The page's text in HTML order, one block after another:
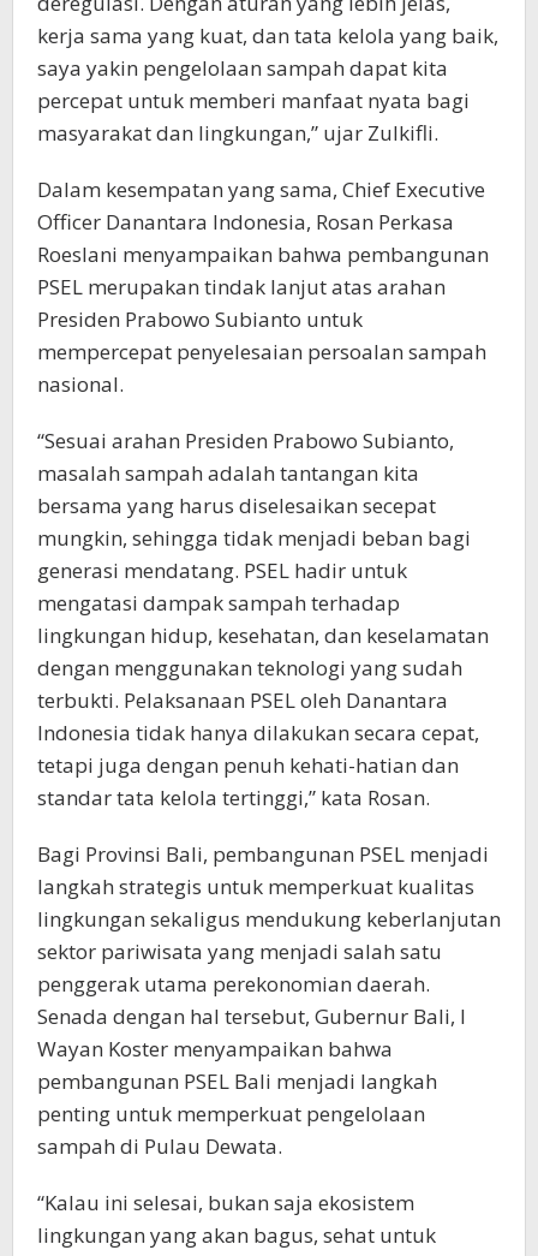
kerja sama yang kuat, dan tata kelola yang baik,
saya yakin pengelolaan sampah dapat kita
percepat untuk memberi manfaat nyata bagi
masyarakat dan lingkungan,” ujar Zulkifli.
Dalam kesempatan yang sama, Chief Executive
Officer Danantara Indonesia, Rosan Perkasa
Roeslani menyampaikan bahwa pembangunan
PSEL merupakan tindak lanjut atas arahan
Presiden Prabowo Subianto untuk
mempercepat penyelesaian persoalan sampah
nasional.
“Sesuai arahan Presiden Prabowo Subianto,
masalah sampah adalah tantangan kita
bersama yang harus diselesaikan secepat
mungkin, sehingga tidak menjadi beban bagi
generasi mendatang. PSEL hadir untuk
mengatasi dampak sampah terhadap
lingkungan hidup, kesehatan, dan keselamatan
dengan menggunakan teknologi yang sudah
terbukti. Pelaksanaan PSEL oleh Danantara
Indonesia tidak hanya dilakukan secara cepat,
tetapi juga dengan penuh kehati-hatian dan
standar tata kelola tertinggi,” kata Rosan.
Bagi Provinsi Bali, pembangunan PSEL menjadi
langkah strategis untuk memperkuat kualitas
lingkungan sekaligus mendukung keberlanjutan
sektor pariwisata yang menjadi salah satu
penggerak utama perekonomian daerah.
Senada dengan hal tersebut, Gubernur Bali, I
Wayan Koster menyampaikan bahwa
pembangunan PSEL Bali menjadi langkah
penting untuk memperkuat pengelolaan
sampah di Pulau Dewata.
“Kalau ini selesai, bukan saja ekosistem
lingkungan yang akan bagus, sehat untuk